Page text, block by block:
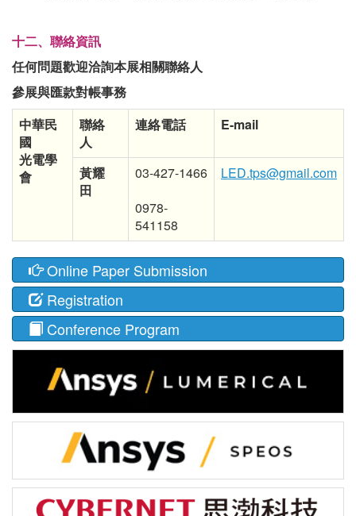
十二、聯絡資訊
任何問題歡迎洽詢本展相關聯絡人
參展與匯款對帳事務
中華民
國
光電學
會
聯絡
人
連絡電話 E-mail
黃耀
田
03-427-1466
0978-
541158
LED.tps@gmail.com
Online Paper Submission
Registration
Conference Program